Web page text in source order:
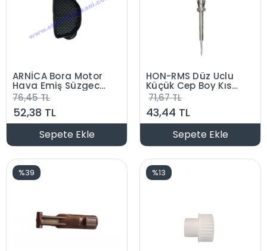
ARNİCA Bora Motor
Hava Emiş Süzgeci
Gri
(3000/4000/5000/7000
Modelelr için
Uygundur Orjinal
Yedek Parça)
76,45 TL
52,38 TL
Sepete Ekle
HON-RMS Düz Uclu
Küçük Cep Boy Kısa
Askılı Kontrol
Kalemi
71,67 TL
43,44 TL
Sepete Ekle
%39 %13